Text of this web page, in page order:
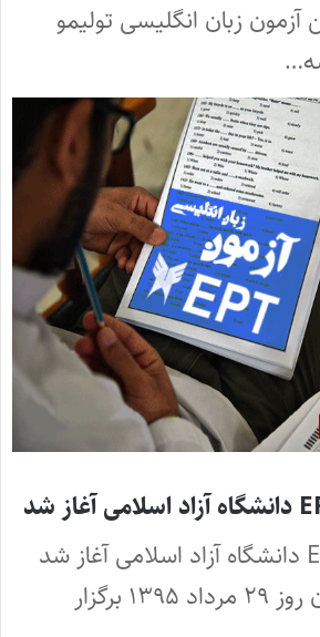
زبان انگلیسی تولیمو
ثبت نام آزمون EPT دانشگاه آزاد اسلامی آغاز شد
این مرحله از آزمون روز ۲۹ مرداد ۱۳۹۵ برگزار